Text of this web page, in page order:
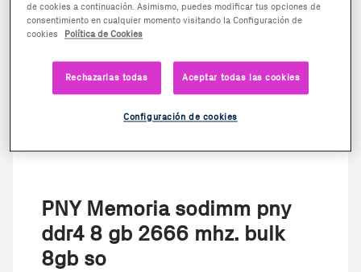
PNY Memoria sodimm pny
ddr4 8 gb 2666 mhz. bulk
8gb so
de cookies a continuación. Asimismo, puedes modificar tus opciones de
consentimiento en cualquier momento visitando la Configuración de
cookies
Política de Cookies
Rechazarlas todas Aceptar todas las cookies
Configuración de cookies